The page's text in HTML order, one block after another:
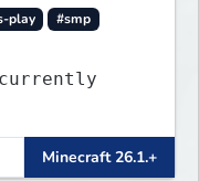
play
#smp
Minecraft 26.1.+